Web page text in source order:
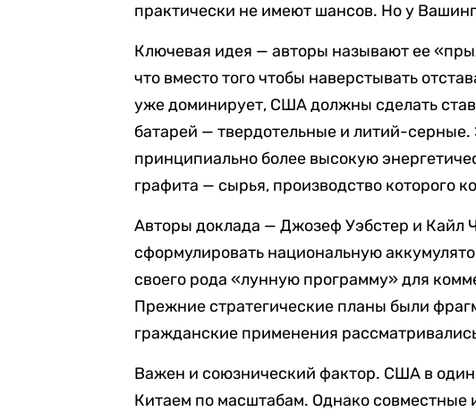
практически не имеют шансов. Но у
Ключевая идея — авторы называют ее
что вместо того чтобы наверстывать
уже доминирует, США должны сделать
батарей — твердотельные и литий-
принципиально более высокую
графита — сырья, производство которого
Авторы доклада — Джозеф Уэбстер и Кайл
сформулировать национальную
своего рода «лунную программу» для
Прежние стратегические планы были
гражданские применения
Важен и союзнический фактор. США в
Китаем по масштабам. Однако совместные